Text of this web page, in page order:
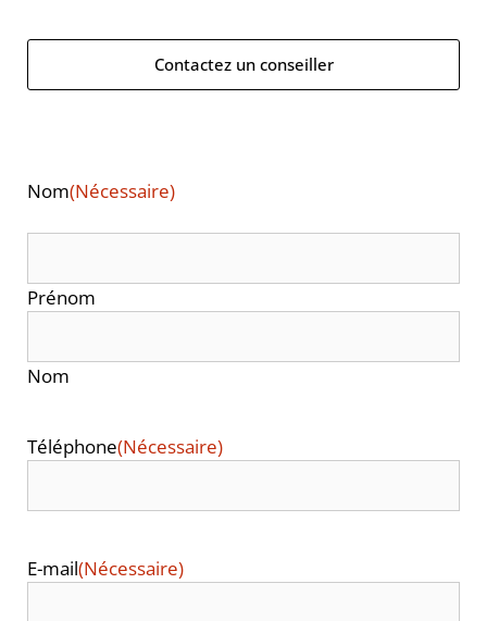
Contactez un conseiller
Nom(Nécessaire)
Prénom
Nom
Téléphone(Nécessaire)
E-mail(Nécessaire)